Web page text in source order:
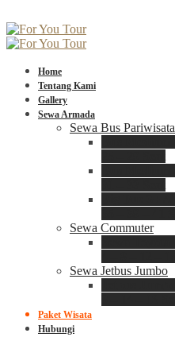
Home
Tentang Kami
Gallery
Sewa Armada
Sewa Bus Pariwisata
Sewa Commuter
Sewa Jetbus Jumbo
Paket Wisata
Hubungi